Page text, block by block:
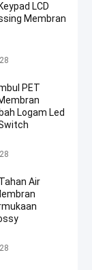
bicara
LCD
Membran
Tahan Air
PET
Logam Led
Tahan Air
Air
Tahan Air